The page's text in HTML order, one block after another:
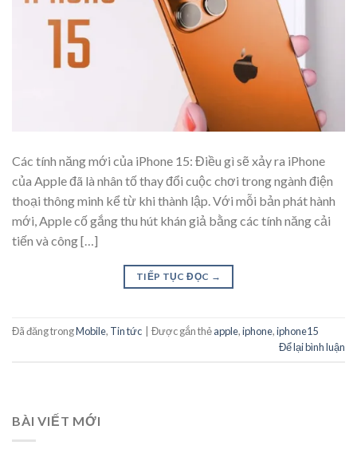
Các tính năng mới của iPhone 15: Điều gì sẽ xảy ra iPhone
của Apple đã là nhân tố thay đổi cuộc chơi trong ngành điện
thoại thông minh kể từ khi thành lập. Với mỗi bản phát hành
mới, Apple cố gắng thu hút khán giả bằng các tính năng cải
tiến và công […]
TIẾP TỤC ĐỌC →
Đã đăng trongMobile, Tin tức Được gắn thẻapple,iphone,iphone15
Để lại bình luận
BÀI VIẾT MỚI